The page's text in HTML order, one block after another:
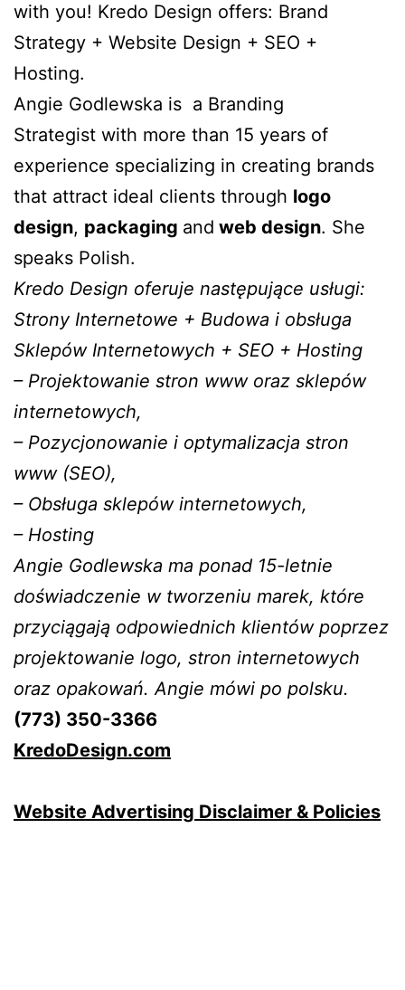
with you! Kredo Design offers: Brand
Strategy + Website Design + SEO +
Hosting.
Angie Godlewska is a Branding
Strategist with more than 15 years of
experience specializing in creating brands
that attract ideal clients through logo
design, packaging and web design. She
speaks Polish.
Kredo Design oferuje następujące usługi:
Strony Internetowe + Budowa i obsługa
Sklepów Internetowych + SEO + Hosting
– Projektowanie stron www oraz sklepów
internetowych,
– Pozycjonowanie i optymalizacja stron
www (SEO),
– Obsługa sklepów internetowych,
– Hosting
Angie Godlewska ma ponad 15-letnie
doświadczenie w tworzeniu marek, które
przyciągają odpowiednich klientów poprzez
projektowanie logo, stron internetowych
oraz opakowań. Angie mówi po polsku.
(773) 350-3366
KredoDesign.com
Website Advertising Disclaimer & Policies